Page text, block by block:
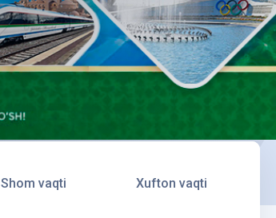
Shom vaqti Xufton vaqti